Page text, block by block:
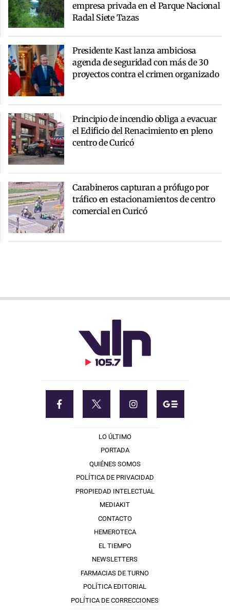
empresa privada en el Parque Nacional
Radal Siete Tazas
Presidente Kast lanza ambiciosa
agenda de seguridad con más de 30
proyectos contra el crimen organizado
Principio de incendio obliga a evacuar
el Edificio del Renacimiento en pleno
centro de Curicó
Carabineros capturan a prófugo por
tráfico en estacionamientos de centro
comercial en Curicó
LO ÚLTIMO
PORTADA
QUIÉNES SOMOS
POLÍTICA DE PRIVACIDAD
PROPIEDAD INTELECTUAL
MEDIAKIT
CONTACTO
HEMEROTECA
EL TIEMPO
NEWSLETTERS
FARMACIAS DE TURNO
POLÍTICA EDITORIAL
POLÍTICA DE CORRECCIONES